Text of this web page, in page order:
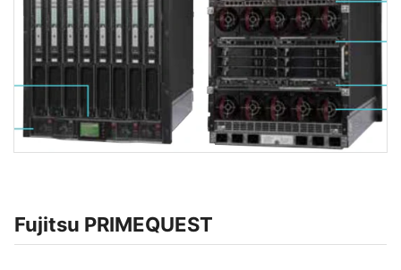
Fujitsu PRIMEQUEST